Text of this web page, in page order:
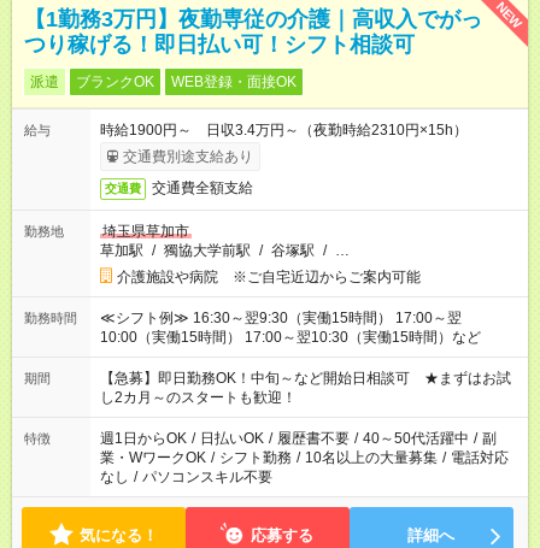
NEW
【1勤務3万円】夜勤専従の介護｜高収入でがっ
つり稼げる！即日払い可！シフト相談可
派遣 ブランクOK WEB登録・面接OK
給与
時給1900円～ 日収3.4万円～（夜勤時給2310円×15h）
交通費別途支給あり
交通費 交通費全額支給
勤務地
埼玉県草加市
草加駅 / 獨協大学前駅 / 谷塚駅 / …
介護施設や病院 ※ご自宅近辺からご案内可能
勤務時間
≪シフト例≫ 16:30～翌9:30（実働15時間） 17:00～翌
10:00（実働15時間） 17:00～翌10:30（実働15時間）など
期間
【急募】即日勤務OK！中旬～など開始日相談可 ★まずはお試
し2カ月～のスタートも歓迎！
特徴 週1日からOK / 日払いOK / 履歴書不要 / 40～50代活躍中 / 副
業・WワークOK / シフト勤務 / 10名以上の大量募集 / 電話対応
なし / パソコンスキル不要
気になる！ 応募する 詳細へ